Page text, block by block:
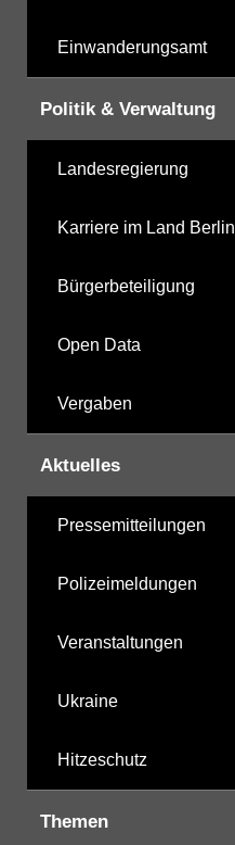
Einwanderungsamt
Politik & Verwaltung
Landesregierung
Karriere im Land Berlin
Bürgerbeteiligung
Open Data
Vergaben
Aktuelles
Pressemitteilungen
Polizeimeldungen
Veranstaltungen
Ukraine
Hitzeschutz
Themen